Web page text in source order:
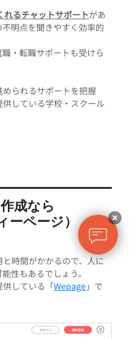
るチャットサポートがあ
明点を聞きやすく効率的
・転職サポートも受けら
られるサポートを把握
している学校・スクール
成なら
ーページ）
時間がかかるので、人に
性もあるでしょう。
している「Wepage」で